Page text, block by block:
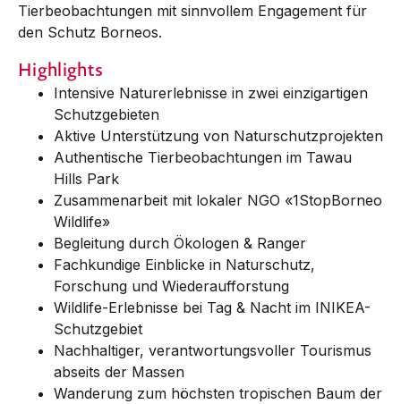
Tierbeobachtungen mit sinnvollem Engagement für
den Schutz Borneos.
Highlights
Intensive Naturerlebnisse in zwei einzigartigen
Schutzgebieten
Aktive Unterstützung von Naturschutzprojekten
Authentische Tierbeobachtungen im Tawau
Hills Park
Zusammenarbeit mit lokaler NGO «1StopBorneo
Wildlife»
Begleitung durch Ökologen & Ranger
Fachkundige Einblicke in Naturschutz,
Forschung und Wiederaufforstung
Wildlife-Erlebnisse bei Tag & Nacht im INIKEA-
Schutzgebiet
Nachhaltiger, verantwortungsvoller Tourismus
abseits der Massen
Wanderung zum höchsten tropischen Baum der